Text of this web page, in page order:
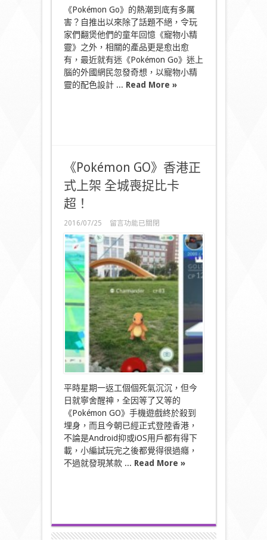
小
精
靈
配
色
波
鞋〉
中
《Pokémon Go》的熱潮到底有多厲
害？自推出以來除了話題不絕，令玩
家們翻煲他們的童年回憶《寵物小精
靈》之外，相關的產品更是愈出愈
有，最近就有迷《Pokémon Go》迷上
腦的外國網民忽發奇想，以寵物小精
靈的配色設計 ... Read More »
《Pokémon GO》香港正
式上架 全城喪捉比卡
超！
2016/07/25
在
〈《Pokémon
GO》
港
正
式
上
架
全
城
喪
捉
比
卡
超！〉
中
留言功能已關閉
平時星期一返工個個死氣沉沉，但今
日就寧舍醒神，全因等了又等的
《Pokémon GO》手機遊戲終於殺到
埋身，而且今朝已經正式登陸香港，
不論是Android抑或iOS用戶都有得下
載，小編試玩完之後都覺得很過癮，
不過就發現某款 ... Read More »